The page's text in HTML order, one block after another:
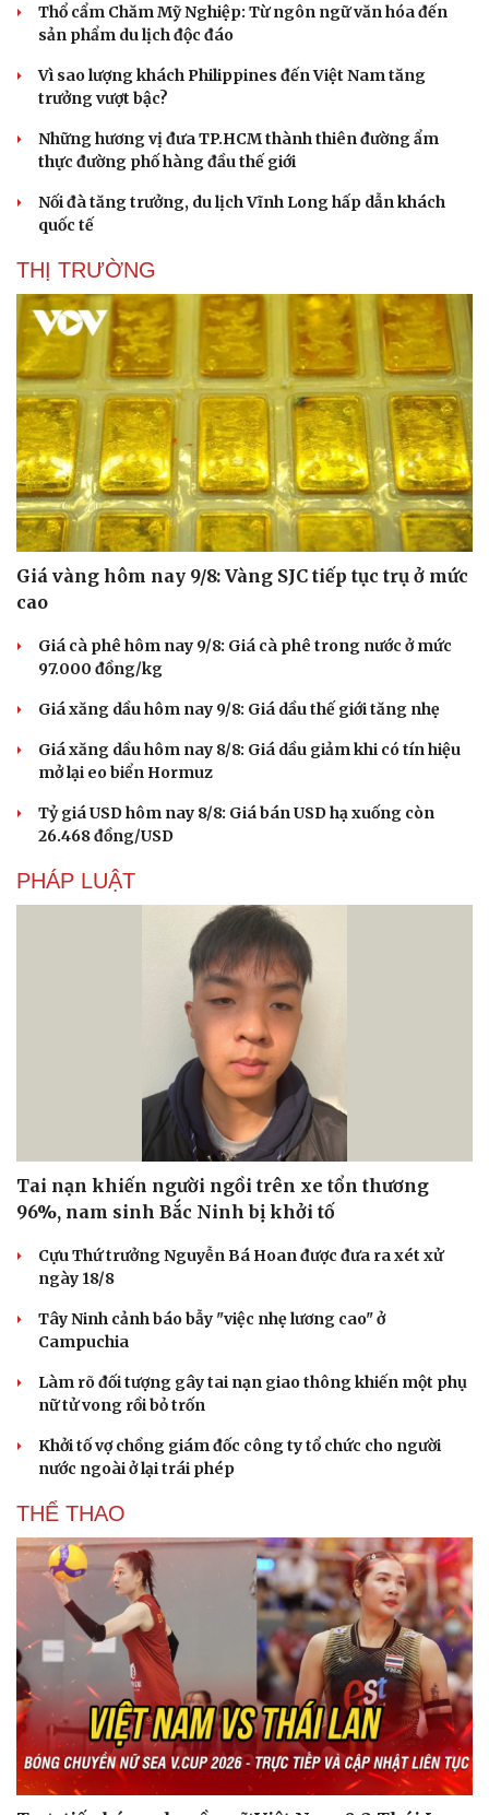
Văn hóa
Sân khấu - Điện ảnh
Văn học
Di sản
Giải trí
Nghệ sĩ
Thời trang
Thổ cẩm Chăm Mỹ Nghiệp: Từ ngôn ngữ văn hóa đến
sản phẩm du lịch độc đáo
Vì sao lượng khách Philippines đến Việt Nam tăng
trưởng vượt bậc?
Những hương vị đưa TP.HCM thành thiên đường ẩm
thực đường phố hàng đầu thế giới
Nối đà tăng trưởng, du lịch Vĩnh Long hấp dẫn khách
quốc tế
THỊ TRƯỜNG
Giá vàng hôm nay 9/8: Vàng SJC tiếp tục trụ ở mức
cao
Giá cà phê hôm nay 9/8: Giá cà phê trong nước ở mức
97.000 đồng/kg
Giá xăng dầu hôm nay 9/8: Giá dầu thế giới tăng nhẹ
Giá xăng dầu hôm nay 8/8: Giá dầu giảm khi có tín hiệu
mở lại eo biển Hormuz
Tỷ giá USD hôm nay 8/8: Giá bán USD hạ xuống còn
26.468 đồng/USD
PHÁP LUẬT
Tai nạn khiến người ngồi trên xe tổn thương
96%, nam sinh Bắc Ninh bị khởi tố
Cựu Thứ trưởng Nguyễn Bá Hoan được đưa ra xét xử
ngày 18/8
Tây Ninh cảnh báo bẫy "việc nhẹ lương cao" ở
Campuchia
Làm rõ đối tượng gây tai nạn giao thông khiến một phụ
nữ tử vong rồi bỏ trốn
Khởi tố vợ chồng giám đốc công ty tổ chức cho người
nước ngoài ở lại trái phép
THỂ THAO